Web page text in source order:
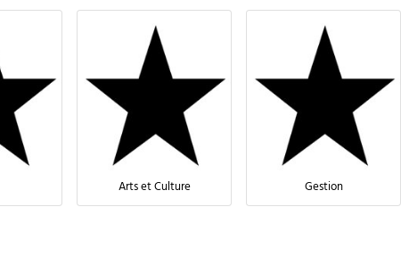
Arts et Culture Gestion